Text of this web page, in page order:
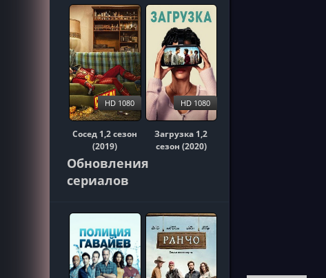
Сосед 1,2 сезон
(2019)
HD 1080
Загрузка 1,2
сезон (2020)
HD 1080
Обновления
сериалов